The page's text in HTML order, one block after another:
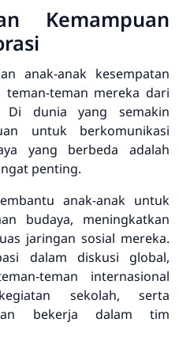
Kemampuan
anak-anak kesempatan
teman mereka dari
Di dunia yang semakin
untuk berkomunikasi
yang berbeda adalah
penting.
anak-anak untuk
budaya, meningkatkan
jaringan sosial mereka.
dalam diskusi global,
teman internasional
sekolah, serta
bekerja dalam tim